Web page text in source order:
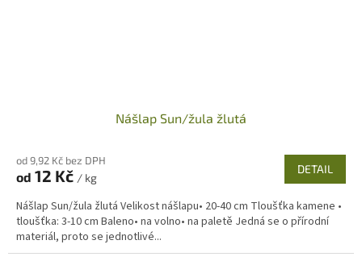
Nášlap Sun/žula žlutá
od 9,92 Kč bez DPH
od 12 Kč / kg
DETAIL
Nášlap Sun/žula žlutá Velikost nášlapu• 20-40 cm Tloušťka kamene •
tloušťka: 3-10 cm Baleno• na volno• na paletě Jedná se o přírodní
materiál, proto se jednotlivé...